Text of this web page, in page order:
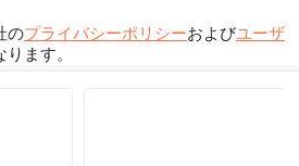
のプライバシーポリシーおよびユーザ
ます。